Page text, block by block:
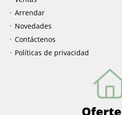
Ventas
Arrendar
Novedades
Contáctenos